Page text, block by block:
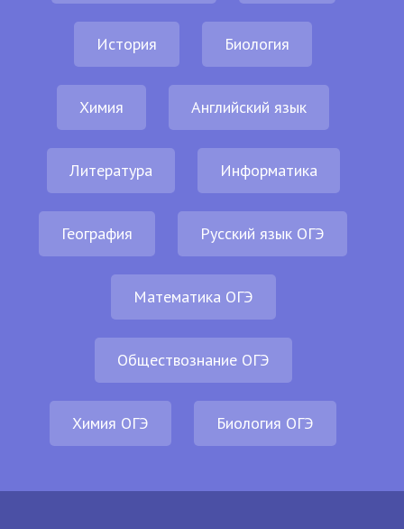
История Биология
Химия Английский язык
Литература Информатика
География Русский язык ОГЭ
Математика ОГЭ
Обществознание ОГЭ
Химия ОГЭ Биология ОГЭ